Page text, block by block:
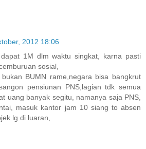
2012 18:06
1M dlm waktu singkat, karna pasti
sosial,
BUMN rame,negara bisa bangkrut
pensiunan PNS,lagian tdk semua
uang banyak segitu, namanya saja PNS,
masuk kantor jam 10 siang to absen
lg di luaran,